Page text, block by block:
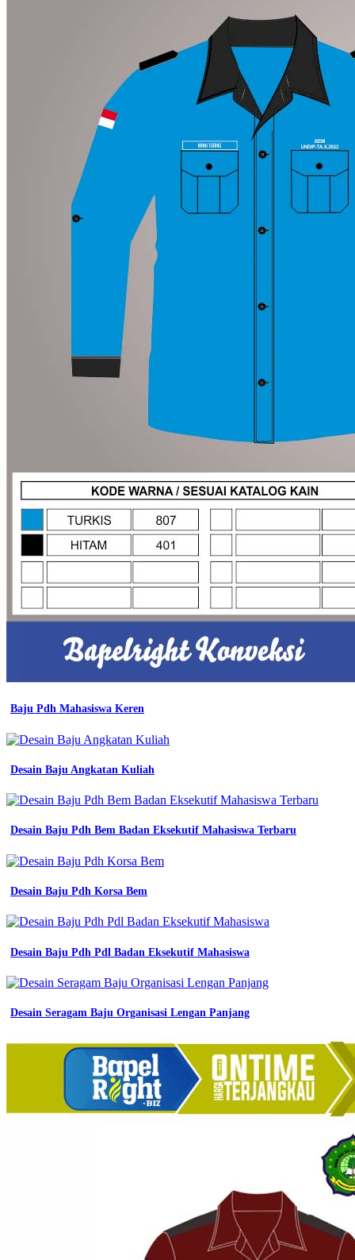
Baju Pdh Mahasiswa Keren
Desain Baju Angkatan Kuliah
Desain Baju Pdh Bem Badan Eksekutif Mahasiswa Terbaru
Desain Baju Pdh Korsa Bem
Desain Baju Pdh Pdl Badan Eksekutif Mahasiswa
Desain Seragam Baju Organisasi Lengan Panjang